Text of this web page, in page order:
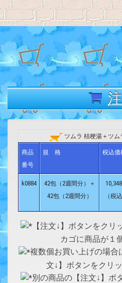
ツムラ 桔梗湯＋ツ
商品
番号
規 格 税込価
k0884
42包（2週間分）＋
42包（2週間分）
（税込
【注文↓】ボタンをクリ
カゴに商品が１
複数個お買い上げの場合
文↓】ボタンをクリ
別の商品の【注文↓】ボ